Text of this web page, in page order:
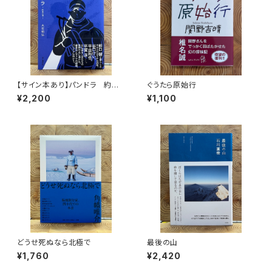
【サイン本あり】パンドラ 約束
の頂
¥2,200
ぐうたら原始行
¥1,100
どうせ死ぬなら北極で
¥1,760
最後の山
¥2,420